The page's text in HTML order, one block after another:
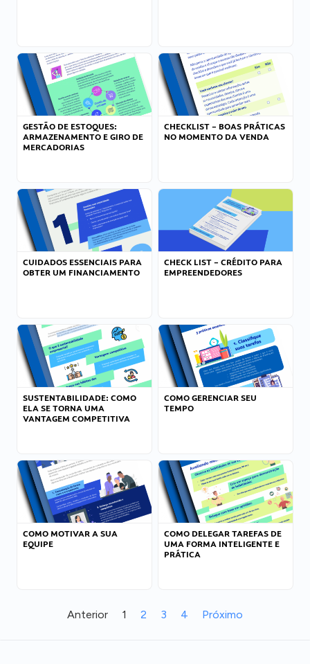
GESTÃO DE ESTOQUES:
ARMAZENAMENTO E GIRO DE
MERCADORIAS
CHECKLIST – BOAS PRÁTICAS
NO MOMENTO DA VENDA
CUIDADOS ESSENCIAIS PARA
OBTER UM FINANCIAMENTO
CHECK LIST – CRÉDITO PARA
EMPREENDEDORES
SUSTENTABILIDADE: COMO
ELA SE TORNA UMA
VANTAGEM COMPETITIVA
COMO GERENCIAR SEU
TEMPO
COMO MOTIVAR A SUA
EQUIPE
COMO DELEGAR TAREFAS DE
UMA FORMA INTELIGENTE E
PRÁTICA
Anterior 1 2 3 4 Próximo